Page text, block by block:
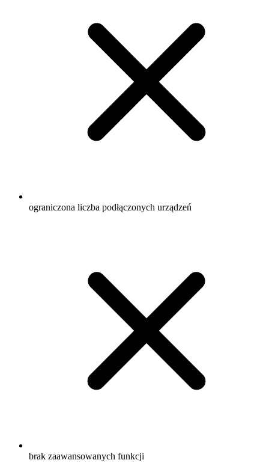
ograniczona liczba podłączonych urządzeń
brak zaawansowanych funkcji